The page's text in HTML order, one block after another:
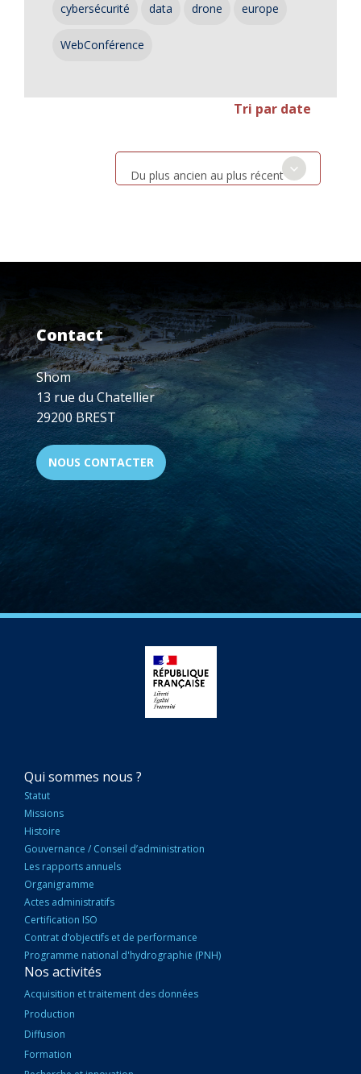
cybersécurité data drone europe
WebConférence
Tri par date
Du plus ancien au plus récent
Contact
Shom
13 rue du Chatellier
29200 BREST
NOUS CONTACTER
NAVIGATION
PRINCIPALE
Qui sommes nous ?
Statut
Missions
Histoire
Gouvernance / Conseil d’administration
Les rapports annuels
Organigramme
Actes administratifs
Certification ISO
Contrat d’objectifs et de performance
Programme national d'hydrographie (PNH)
Nos activités
Acquisition et traitement des données
Production
Diffusion
Formation